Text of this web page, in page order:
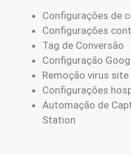
Configurações de
Configurações
Tag de Conversão
Configuração
Remoção virus
Configurações
Automação de
Station